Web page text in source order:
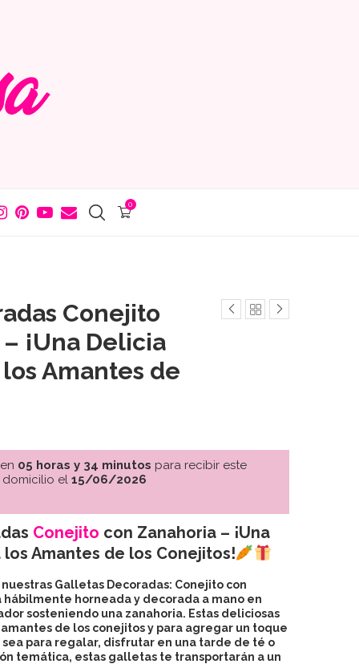
0
Conejito
¡Una Delicia
Amantes de
05 horas y 34 minutos para recibir este
el 15/06/2026
Conejito con Zanahoria – ¡Una
Amantes de los Conejitos!
Galletas Decoradas: Conejito con
horneada y decorada a mano en
sosteniendo una zanahoria. Estas deliciosas
de los conejitos y para agregar un toque
para regalar, disfrutar en una tarde de té o
temática, estas galletas te transportarán a un